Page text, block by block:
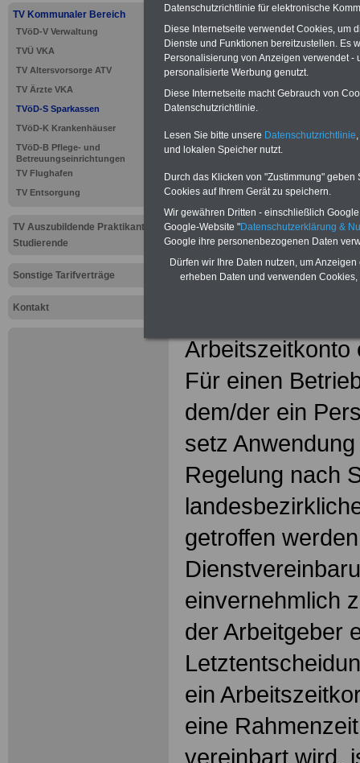
TV Kommunaler Bereich
TVöD-V Verwaltung
TVÜ VKA
TV Altersvorsorge ATV
TV Ärzte VKA
TVöD-S Sparkassen
TVöD-K Krankenhäuser
TVöD-B Pflege- und
Betreuungseinrichtungen
TV Flughafen
TV Entsorgung
TV Auszubildende Praktikanten
Studierende
Sonstige Tarifverträge
Kontakt
>>>zur
Sparkassen
TVöD-S
§ 10
(1) Durch
Arbeitszeitkonto
Für einen
dem/der ein
setz
Regelung nach
getroffen
einvernehmlich
der Arbeitgeber
ein
eine
vereinbart wird,
Datenschutzrichtlinie für elektronische
Diese Internetseite verwendet Cookies, um
Dienste und Funktionen bereitzustellen. Es
Personalisierung von Anzeigen verwendet
personalisierte Werbung genutzt.
Diese Internetseite macht Gebrauch von
Datenschutzrichtlinie.
Lesen Sie bitte unsere Datenschutzrichtlinie
und lokalen Speicher nutzt.
Durch das Klicken von "Zustimmung"
Cookies auf Ihrem Gerät zu speichern.
Wir gewähren Dritten - einschließlich
Google-Website "Datenschutzerklärung &
Google ihre personenbezogenen Daten
Dürfen wir Ihre Daten nutzen, um
erheben Daten und verwenden